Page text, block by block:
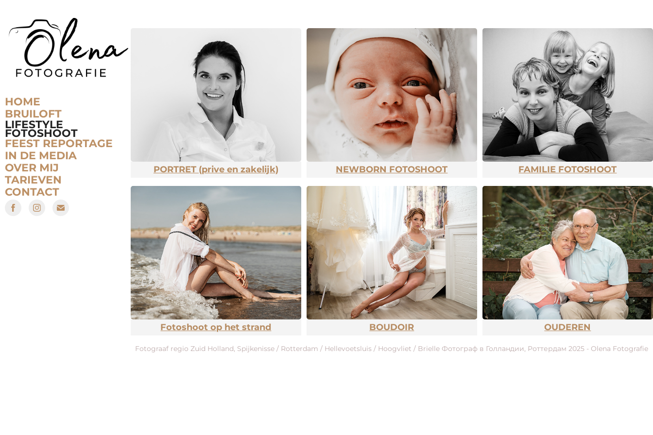
HOME
BRUILOFT
LIFESTYLE
FOTOSHOOT
FEEST REPORTAGE
IN DE MEDIA
OVER MIJ
TARIEVEN
CONTACT
PORTRET (prive en zakelijk) NEWBORN FOTOSHOOT FAMILIE FOTOSHOOT
Fotoshoot op het strand BOUDOIR OUDEREN
Fotograaf regio Zuid Holland, Spijkenisse / Rotterdam / Hellevoetsluis / Hoogvliet / Brielle Фотограф в Голландии, Роттердам 2025 - Olena Fotografie